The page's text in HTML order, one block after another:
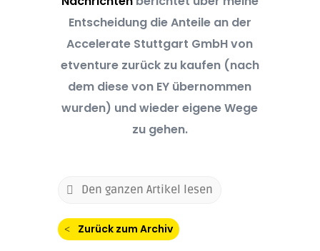
Entscheidung die Anteile an der
Accelerate Stuttgart GmbH von
etventure zurück zu kaufen (nach
dem diese von EY übernommen
wurden) und wieder eigene Wege
zu gehen.
Den ganzen Artikel lesen
Zurück zum Archiv